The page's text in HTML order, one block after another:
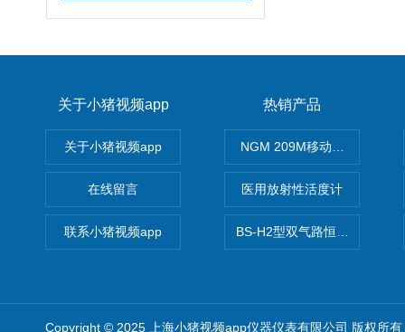
关于小猪视频app
关于小猪视频app
在线留言
联系小猪视频app
热销产品
NGM 209M移动式惰性气体
医用放射性活度计
BS-H2型双气路恒流大气采样
Copyright © 2025 上海小猪视频app仪器仪表有限公司 版权所有